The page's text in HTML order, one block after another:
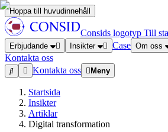
Hoppa till huvudinnehåll
Consids logotyp Till
Erbjudande Insikter Case Om oss
Kontakta oss
Kontakta oss
Meny
Startsida
Insikter
Artiklar
Digital transformation